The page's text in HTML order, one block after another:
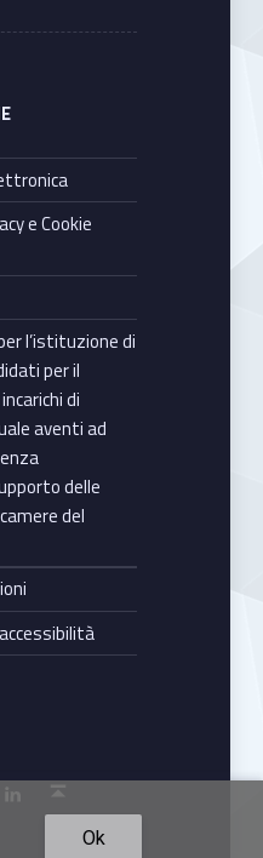
e Cookie
l’istituzione di
per il
di
aventi ad
delle
del
Veneto
Linkedin Unioncamere Veneto Torna in cima ↑
Ok